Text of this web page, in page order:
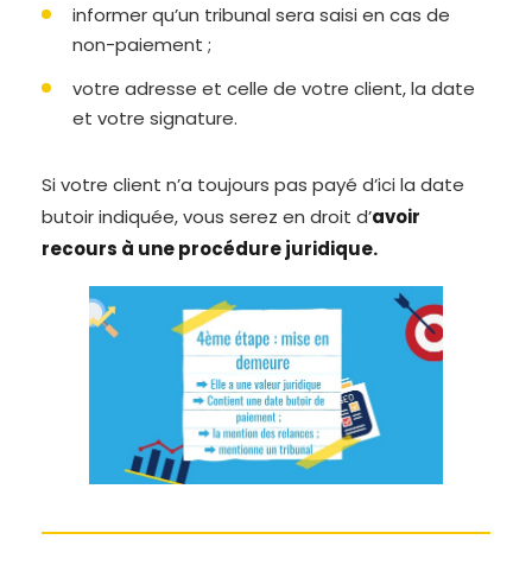
informer qu’un tribunal sera saisi en cas de
non-paiement ;
votre adresse et celle de votre client, la date
et votre signature.
Si votre client n’a toujours pas payé d’ici la date
butoir indiquée, vous serez en droit d’avoir
recours à une procédure juridique.